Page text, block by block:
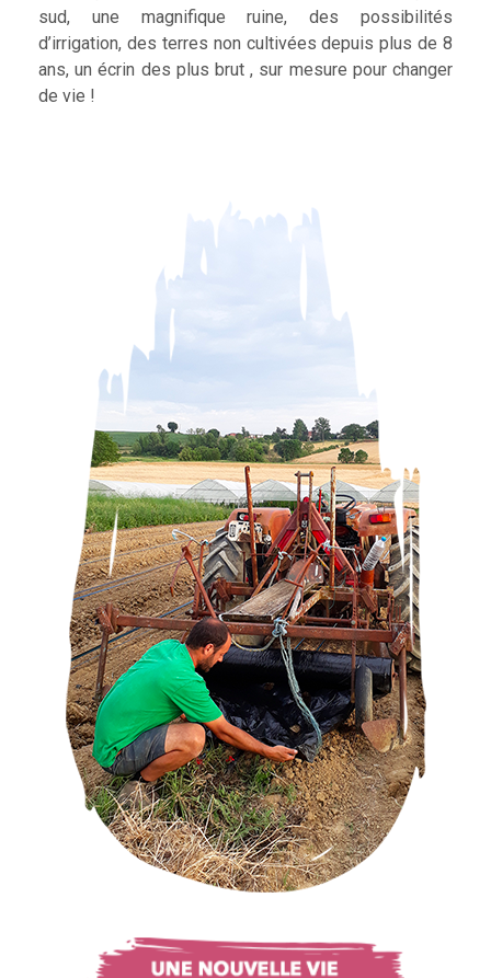
sud, une magnifique ruine, des possibilités
d’irrigation, des terres non cultivées depuis plus de 8
ans, un écrin des plus brut , sur mesure pour changer
de vie !